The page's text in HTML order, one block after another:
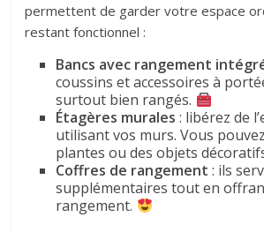
permettent de garder votre espace
restant fonctionnel :
Bancs avec rangement
coussins et accessoires à
surtout bien rangés.
Étagères murales : libérez de
utilisant vos murs. Vous
plantes ou des objets
Coffres de rangement : ils
supplémentaires tout en
rangement.